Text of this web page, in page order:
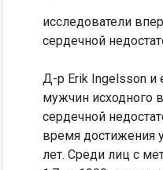
исследователи
сердечной
Д-р Erik Ingelsson и
мужчин исходного
сердечной
время достижения
лет. Среди лиц с